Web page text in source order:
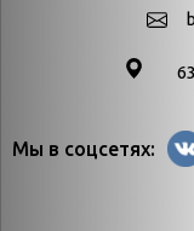
Календарь
Богатков
Мы в соцсетях: